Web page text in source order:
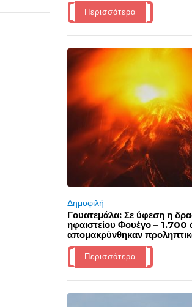
Περισσότερα
Δημοφιλή
Γουατεμάλα: Σε ύφεση η
ηφαιστείου Φουέγο – 1.700
απομακρύνθηκαν
Περισσότερα